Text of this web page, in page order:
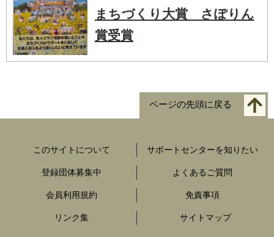
まちづくり大賞 さぽりん
賞受賞
ページの先頭に戻る
このサイトについて サポートセンターを知りたい
登録団体募集中 よくあるご質問
会員利用規約 免責事項
リンク集 サイトマップ